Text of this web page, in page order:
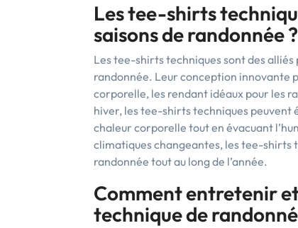
Les tee-shirts
saisons de randonnée ?
Les tee-shirts techniques sont des
randonnée. Leur conception innovante
corporelle, les rendant idéaux pour les
hiver, les tee-shirts techniques
chaleur corporelle tout en évacuant
climatiques changeantes, les tee-shirts
randonnée tout au long de l’année.
Comment entretenir
technique de